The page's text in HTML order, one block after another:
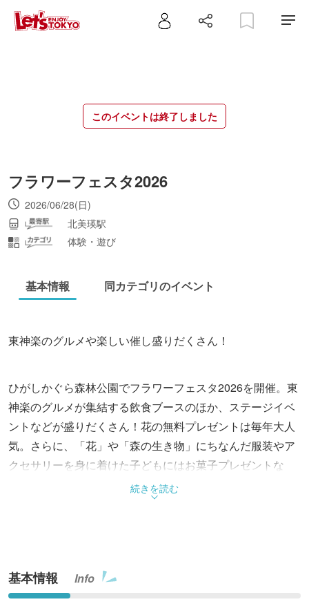
このイベントは終了しました
フラワーフェスタ2026
2026/06/28(日)
北美瑛駅
体験・遊び
基本情報 同カテゴリのイベント
東神楽のグルメや楽しい催し盛りだくさん！
ひがしかぐら森林公園でフラワーフェスタ2026を開催。東
神楽のグルメが集結する飲食ブースのほか、ステージイベ
ントなどが盛りだくさん！花の無料プレゼントは毎年大人
気。さらに、「花」や「森の生き物」にちなんだ服装やア
クセサリーを身に着けた子どもにはお菓子プレゼントな
ど、子ども向けのイベントも行われる。家族や友人を誘っ
続きを読む
基本情報 Info